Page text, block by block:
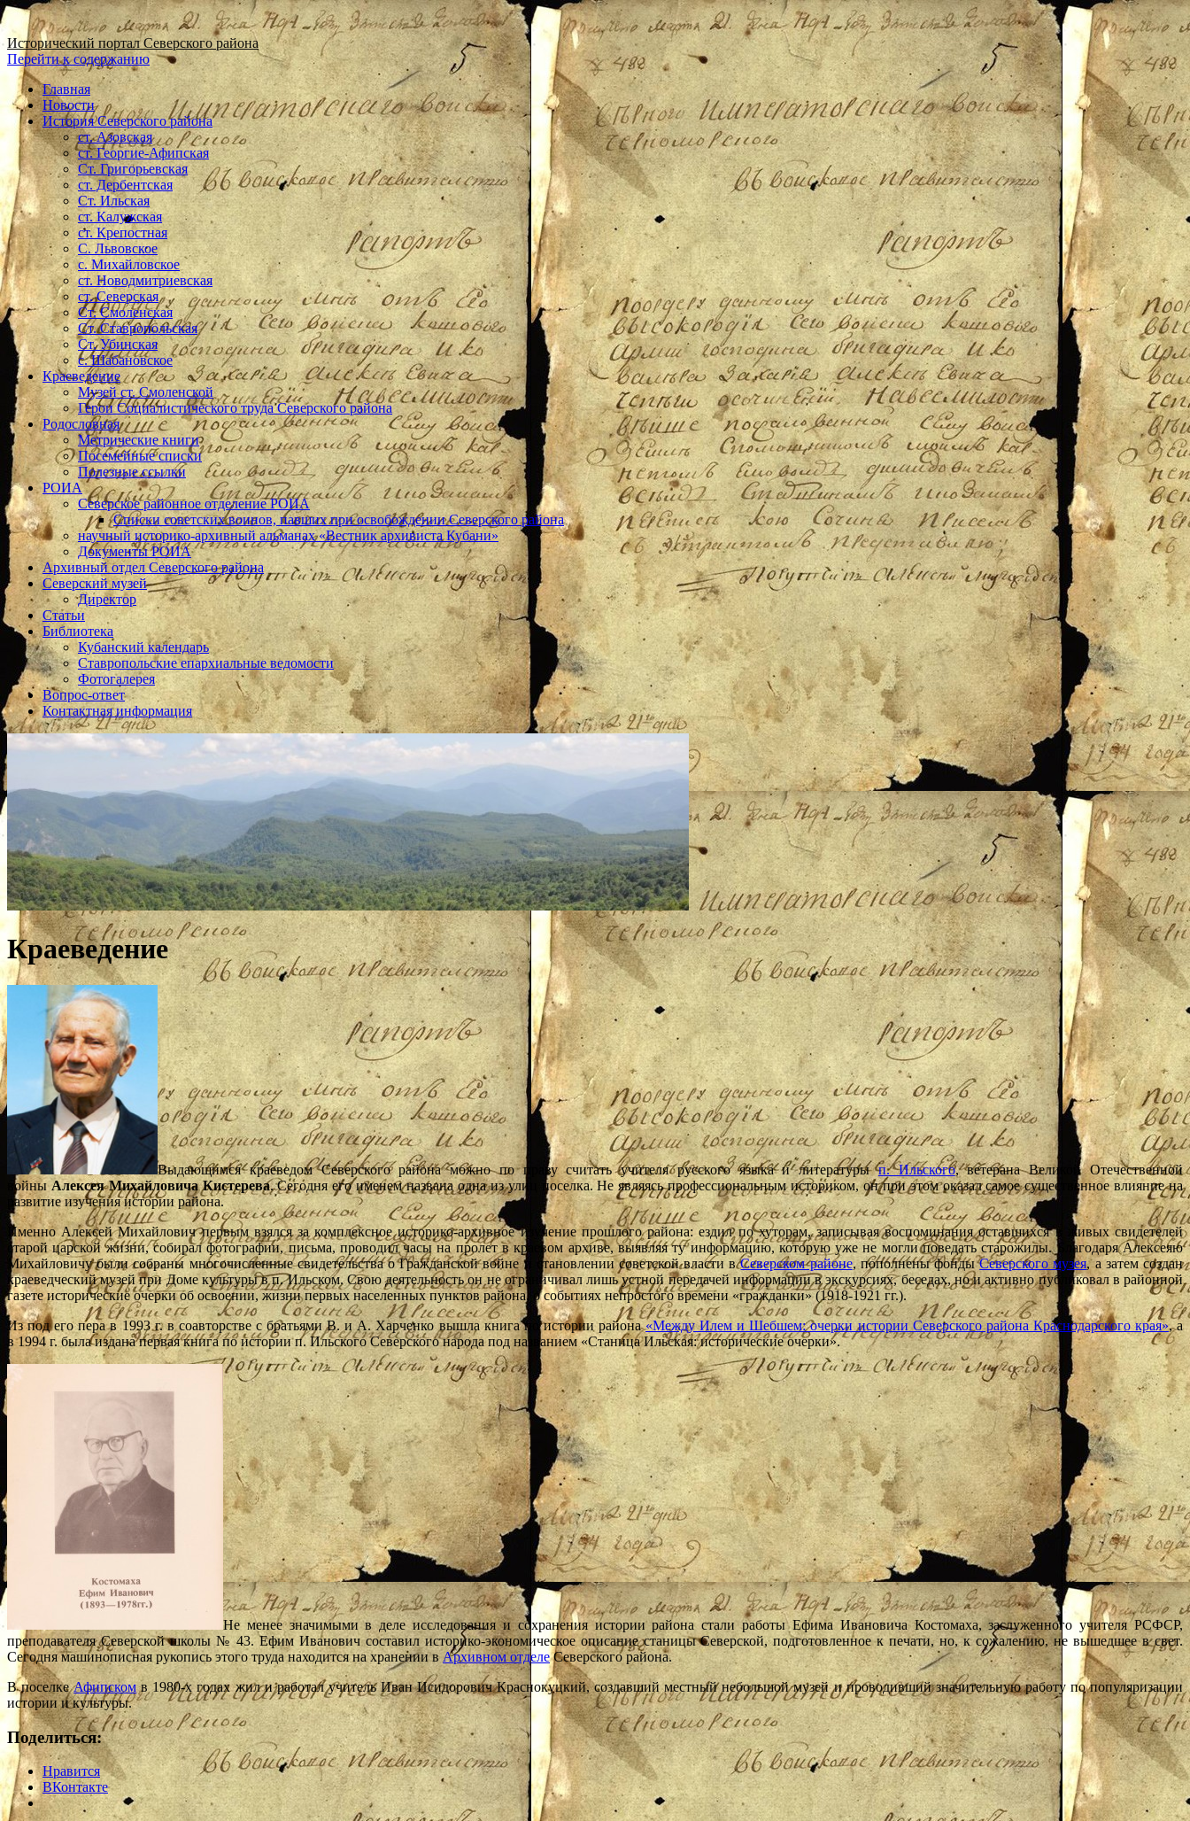
Исторический портал Северского района
Перейти к содержанию
Главная
Новости
История Северского района
ст. Азовская
ст. Георгие-Афипская
Ст. Григорьевская
ст. Дербентская
Ст. Ильская
ст. Калужская
ст. Крепостная
С. Львовское
с. Михайловское
ст. Новодмитриевская
ст. Северская
Ст. Смоленская
Ст. Ставропольская
Ст. Убинская
с. Шабановское
Краеведение
Музей ст. Смоленской
Герои Социалистического труда Северского района
Родословная
Метрические книги
Посемейные списки
Полезные ссылки
РОИА
Северское районное отделение РОИА
Списки советских воинов, павших при освобождении Северского района
научный историко-архивный альманах «Вестник архивиста Кубани»
Документы РОИА
Архивный отдел Северского района
Северский музей
Директор
Статьи
Библиотека
Кубанский календарь
Ставропольские епархиальные ведомости
Фотогалерея
Вопрос-ответ
Контактная информация
Краеведение
Выдающимся краеведом Северского района можно по праву считать учителя русского языка и литературып. Ильского, ветерана Великой Отечественной
войны Алексея Михайловича Кистерева. Сегодня его именем названа одна из улиц поселка. Не являясь профессиональным историком, он при этом оказал самое существенное влияние на
развитие изучения истории района.
Именно Алексей Михайлович первым взялся за комплексное историко-архивное изучение прошлого района: ездил по хуторам, записывая воспоминания оставшихся в живых свидетелей
старой царской жизни, собирал фотографии, письма, проводил часы на пролет в краевом архиве, выявляя ту информацию, которую уже не могли поведать старожилы. Благодаря Алексеяю
Михайловичу были собраны многочисленные свидетельства о Гражданской войне и становлении советской власти вСеверском районе, пополнены фондыСеверского музея, а затем создан
краеведческий музей при Доме культуры в п. Ильском. Свою деятельность он не ограничивал лишь устной передачей информации в экскурсиях, беседах, но и активно публиковал в районной
газете исторические очерки об освоении, жизни первых населенных пунктов района, о событиях непростого времени «гражданки» (1918-1921 гг.).
Из под его пера в 1993 г. в соавторстве с братьями В. и А. Харченко вышла книга по истории района«Между Илем и Шебшем: очерки истории Северского района Краснодарского края», а
в 1994 г. была издана первая книга по истории п. Ильского Северского народа под названием «Станица Ильская: исторические очерки».
Не менее значимыми в деле исследования и сохранения истории района стали работы Ефима Ивановича Костомаха, заслуженного учителя РСФСР,
преподавателя Северской школы № 43. Ефим Иванович составил историко-экономическое описание станицы Северской, подготовленное к печати, но, к сожалению, не вышедшее в свет.
Сегодня машинописная рукопись этого труда находится на хранении в Архивном отделеСеверского района.
В поселкеАфипскомв 1980-х годах жил и работал учитель Иван Исидорович Краснокуцкий, создавший местный небольшой музей и проводивший значительную работу по популяризации
истории и культуры.
Поделиться:
Нравится
ВКонтакте